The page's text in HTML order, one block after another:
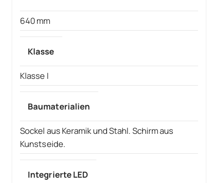
640 mm
Klasse
Klasse I
Baumaterialien
Sockel aus Keramik und Stahl. Schirm aus
Kunstseide.
Integrierte LED